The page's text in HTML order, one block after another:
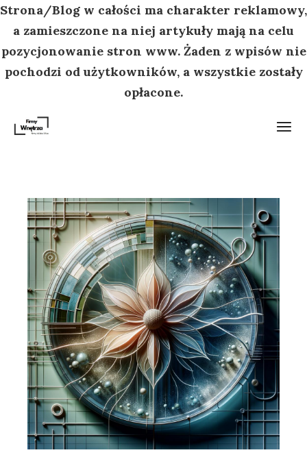
Strona/Blog w całości ma charakter reklamowy,
a zamieszczone na niej artykuły mają na celu
pozycjonowanie stron www. Żaden z wpisów nie
pochodzi od użytkowników, a wszystkie zostały
opłacone.
do
treści